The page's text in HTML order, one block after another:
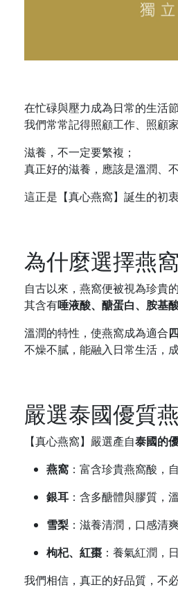
在忙碌與壓力成為日常的生活
我們常常記得照顧工作、照顧
滋養，不一定要繁複；
真正好的滋養，應該是溫潤、
這正是【真心燕窩】誕生的初衷
為什麼選擇燕
自古以來，燕窩便被視為珍貴的
其含有唾液酸、醣蛋白、胺基
溫潤的特性，使燕窩成為適合
不燥不膩，能融入日常生活，
嚴選泰國優質
【真心燕窩】嚴選產自泰國的
燕窩 ：富含珍貴燕窩酸，
銀耳 ：含多醣體與膠質，
雪梨 ：滋養清潤，口感清
枸杞、紅棗 ：養氣紅潤，
我們相信，真正的好品質，不必